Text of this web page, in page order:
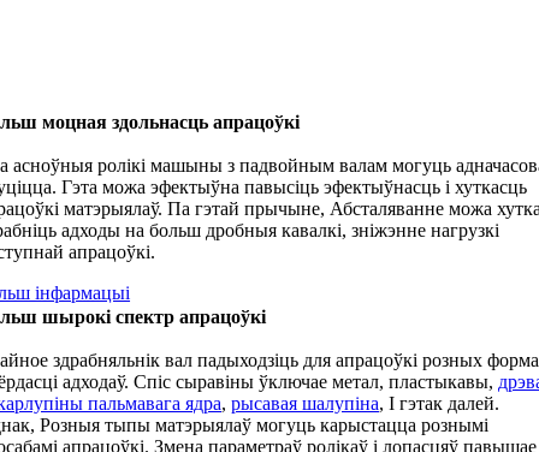
моцная здольнасць апрацоўкі
асноўныя ролікі машыны з падвойным валам могуць
Гэта можа эфектыўна павысіць эфектыўнасць і хуткасць
матэрыялаў. Па гэтай прычыне, Абсталяванне можа
адходы на больш дробныя кавалкі, зніжэнне нагрузкі
апрацоўкі.
інфармацыі
шырокі спектр апрацоўкі
здрабняльнік вал падыходзіць для апрацоўкі розных
адходаў. Спіс сыравіны ўключае метал, пластыкавы,
пальмавага ядра,рысавая шалупіна, І гэтак далей.
Розныя тыпы матэрыялаў могуць карыстацца рознымі
апрацоўкі. Змена параметраў ролікаў і лопасцяў павышае